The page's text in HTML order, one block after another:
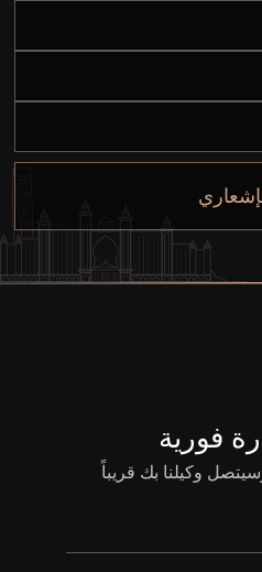
إيجار
فورية
وكيلنا بك قريباً